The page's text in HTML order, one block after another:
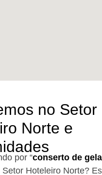
no Setor
Norte e
por “conserto de
Setor Hoteleiro Norte?